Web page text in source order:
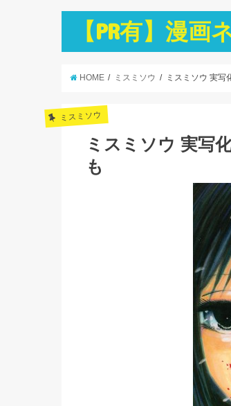
【PR有】漫
HOME ミスミソウ ミスミソウ 実写
ミスミソウ
ミスミソウ 実写
も